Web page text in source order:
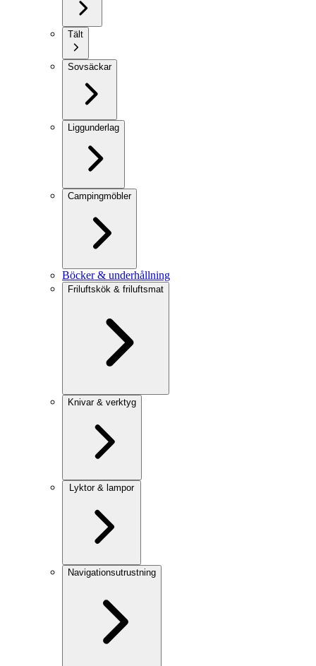
Tält
Sovsäckar
Liggunderlag
Campingmöbler
Böcker & underhållning
Friluftskök & friluftsmat
Knivar & verktyg
Lyktor & lampor
Navigationsutrustning